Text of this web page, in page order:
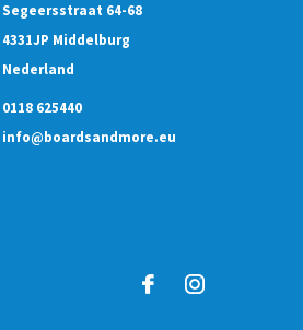
Segeersstraat 64-68
4331JP Middelburg
Nederland
0118 625440
info@boardsandmore.eu